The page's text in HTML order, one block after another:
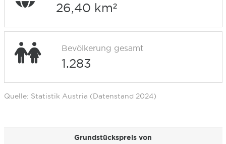
26,40 km²
Bevölkerung gesamt
1.283
Quelle: Statistik Austria (Datenstand 2024)
Grundstückspreis von